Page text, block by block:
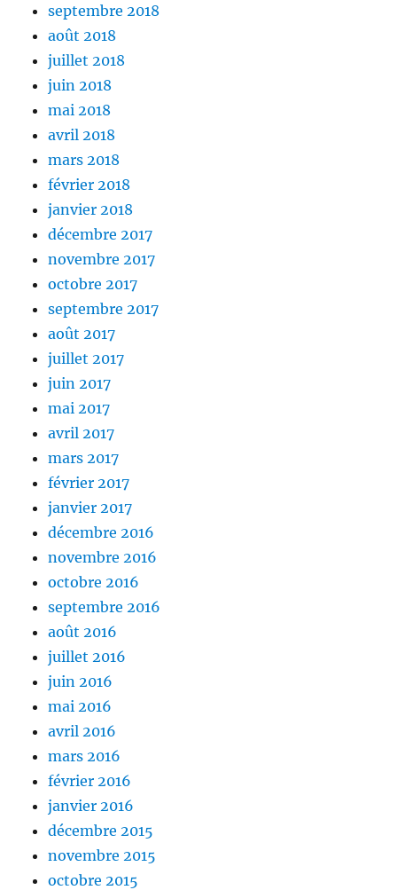
septembre 2018
août 2018
juillet 2018
juin 2018
mai 2018
avril 2018
mars 2018
février 2018
janvier 2018
décembre 2017
novembre 2017
octobre 2017
septembre 2017
août 2017
juillet 2017
juin 2017
mai 2017
avril 2017
mars 2017
février 2017
janvier 2017
décembre 2016
novembre 2016
octobre 2016
septembre 2016
août 2016
juillet 2016
juin 2016
mai 2016
avril 2016
mars 2016
février 2016
janvier 2016
décembre 2015
novembre 2015
octobre 2015